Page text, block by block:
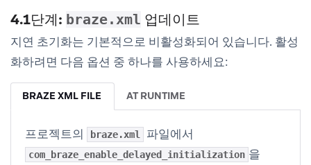
4.1단계: braze.xml 업데이트
지연 초기화는 기본적으로 비활성화되어 있습니다. 활성
화하려면 다음 옵션 중 하나를 사용하세요:
BRAZE XML FILE AT RUNTIME
프로젝트의 braze.xml 파일에서
com_braze_enable_delayed_initialization 을